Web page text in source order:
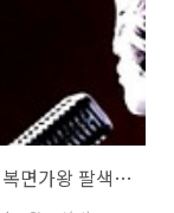
복면가왕 요거트 윤성 메리미 임상현 정체 복면가왕 팔색조 임정희 203대가왕 결정전 411회